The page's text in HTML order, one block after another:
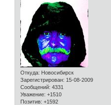
Откуда: Новосибирск
Зарегистрирован: 15-08-2009
Сообщений: 4331
Уважение: +1510
Позитив: +1592